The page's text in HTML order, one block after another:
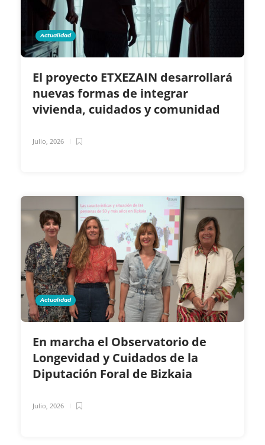
Actualidad
El proyecto ETXEZAIN desarrollará
nuevas formas de integrar
vivienda, cuidados y comunidad
Julio, 2026
Actualidad
En marcha el Observatorio de
Longevidad y Cuidados de la
Diputación Foral de Bizkaia
Julio, 2026